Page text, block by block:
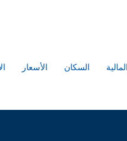
السكان الأسعار